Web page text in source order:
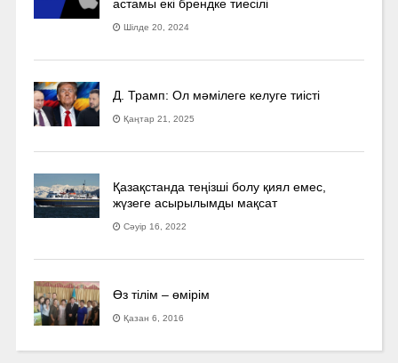
астамы екі брендке тиесілі
Шілде 20, 2024
Д. Трамп: Ол мәмілеге келуге тиісті
Қаңтар 21, 2025
Қазақстанда теңізші болу қиял емес,
жүзеге асырылымды мақсат
Сәуір 16, 2022
Өз тілім – өмірім
Қазан 6, 2016